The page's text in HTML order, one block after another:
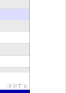
参加する